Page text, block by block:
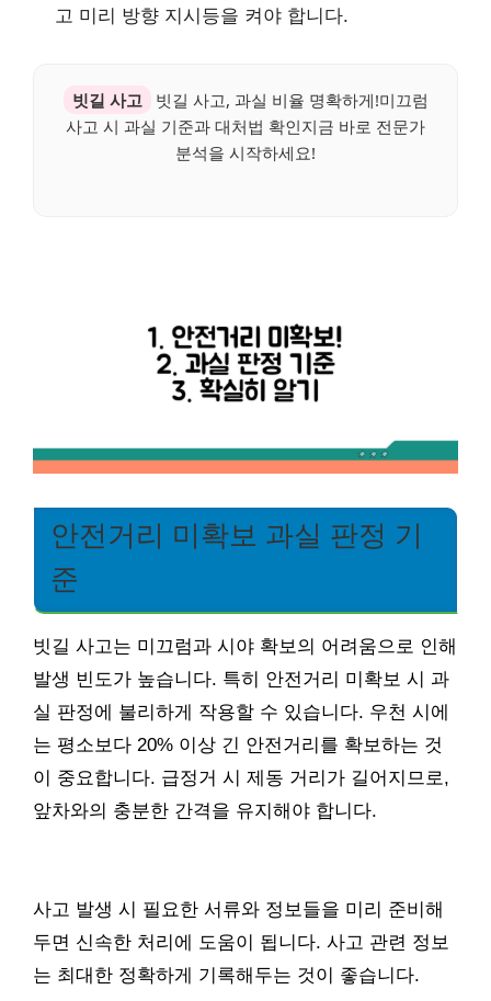
고 미리 방향 지시등을 켜야 합니다.
빗길 사고
빗길 사고, 과실 비율 명확하게!미끄럼
사고 시 과실 기준과 대처법 확인지금 바로 전문가
분석을 시작하세요!
안전거리 미확보 과실 판정 기
준
빗길 사고는 미끄럼과 시야 확보의 어려움으로 인해
발생 빈도가 높습니다. 특히 안전거리 미확보 시 과
실 판정에 불리하게 작용할 수 있습니다. 우천 시에
는 평소보다 20% 이상 긴 안전거리를 확보하는 것
이 중요합니다. 급정거 시 제동 거리가 길어지므로,
앞차와의 충분한 간격을 유지해야 합니다.
사고 발생 시 필요한 서류와 정보들을 미리 준비해
두면 신속한 처리에 도움이 됩니다. 사고 관련 정보
는 최대한 정확하게 기록해두는 것이 좋습니다.